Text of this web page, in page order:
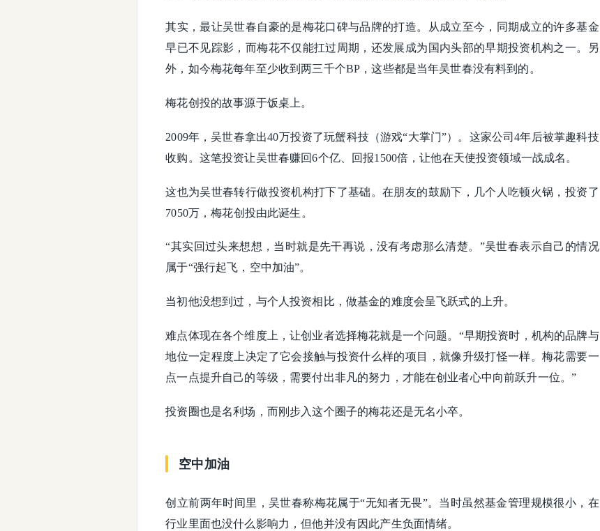
其实，最让吴世春自豪的是梅花口碑与品牌的打造。从成立至今，同期成立的许多基金
早已不见踪影，而梅花不仅能扛过周期，还发展成为国内头部的早期投资机构之一。另
外，如今梅花每年至少收到两三千个BP，这些都是当年吴世春没有料到的。
梅花创投的故事源于饭桌上。
2009年，吴世春拿出40万投资了玩蟹科技（游戏“大掌门”）。这家公司4年后被掌趣科技
收购。这笔投资让吴世春赚回6个亿、回报1500倍，让他在天使投资领域一战成名。
这也为吴世春转行做投资机构打下了基础。在朋友的鼓励下，几个人吃顿火锅，投资了
7050万，梅花创投由此诞生。
“其实回过头来想想，当时就是先干再说，没有考虑那么清楚。”吴世春表示自己的情况
属于“强行起飞，空中加油”。
当初他没想到过，与个人投资相比，做基金的难度会呈飞跃式的上升。
难点体现在各个维度上，让创业者选择梅花就是一个问题。“早期投资时，机构的品牌与
地位一定程度上决定了它会接触与投资什么样的项目，就像升级打怪一样。梅花需要一
点一点提升自己的等级，需要付出非凡的努力，才能在创业者心中向前跃升一位。”
投资圈也是名利场，而刚步入这个圈子的梅花还是无名小卒。
空中加油
创立前两年时间里，吴世春称梅花属于“无知者无畏”。当时虽然基金管理规模很小，在
行业里面也没什么影响力，但他并没有因此产生负面情绪。